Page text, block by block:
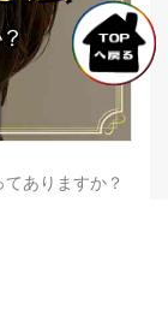
ありますか？